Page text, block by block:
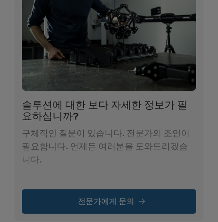
솔루션에 대한 보다 자세한 정보가 필
요하십니까?
구체적인 질문이 있습니다. 전문가의 조언이
필요합니다. 언제든 여러분을 도와드리겠습
니다.
전문가에게 문의